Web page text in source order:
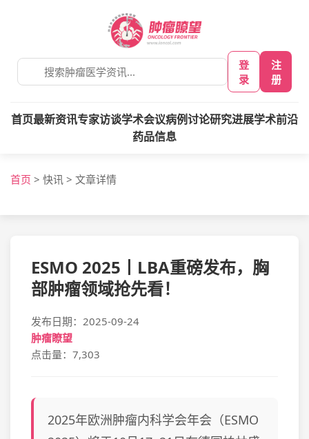
登
录
注
册
首页最新资讯专家访谈学术会议病例讨论研究进展学术前沿
药品信息
首页 > 快讯 > 文章详情
ESMO 2025丨LBA重磅发布，胸
部肿瘤领域抢先看！
发布日期：2025-09-24
肿瘤瞭望
点击量：7,303
2025年欧洲肿瘤内科学会年会（ESMO